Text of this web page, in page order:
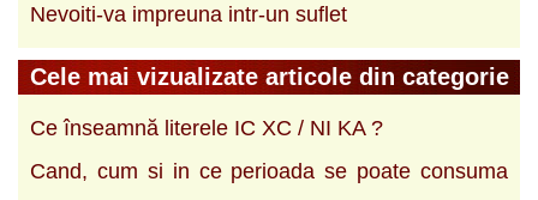
Nevoiti-va impreuna intr-un suflet
Cele mai vizualizate articole din categorie
Ce înseamnă literele IC XC / NI KA ?
Cand, cum si in ce perioada se poate consuma